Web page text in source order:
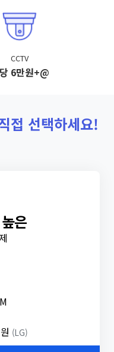
CCTV
6만원+@
접 선택하세요!
은
원 (LG)